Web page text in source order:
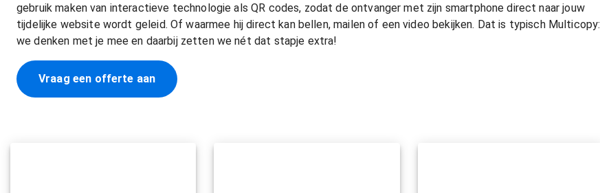
gebruik maken van interactieve technologie als QR codes, zodat de ontvanger met zijn smartphone direct naar jouw
tijdelijke website wordt geleid. Of waarmee hij direct kan bellen, mailen of een video bekijken. Dat is typisch Multicopy:
we denken met je mee en daarbij zetten we nét dat stapje extra!
Vraag een offerte aan